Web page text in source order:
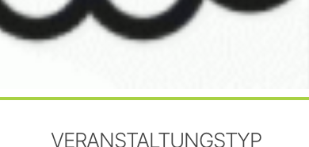
VERANSTALTUNGSTYP